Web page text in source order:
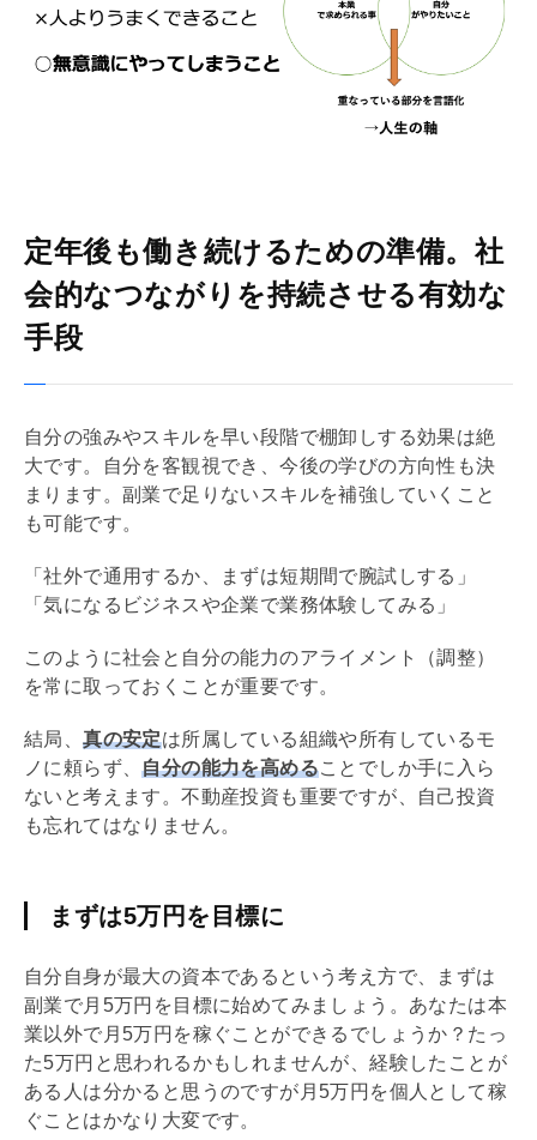
定年後も働き続けるための準備。社
会的なつながりを持続させる有効な
手段
自分の強みやスキルを早い段階で棚卸しする効果は絶
大です。自分を客観視でき、今後の学びの方向性も決
まります。副業で足りないスキルを補強していくこと
も可能です。
「社外で通用するか、まずは短期間で腕試しする」
「気になるビジネスや企業で業務体験してみる」
このように社会と自分の能力のアライメント（調整）
を常に取っておくことが重要です。
結局、真の安定は所属している組織や所有しているモ
ノに頼らず、自分の能力を高めることでしか手に入ら
ないと考えます。不動産投資も重要ですが、自己投資
も忘れてはなりません。
まずは5万円を目標に
自分自身が最大の資本であるという考え方で、まずは
副業で月5万円を目標に始めてみましょう。あなたは本
業以外で月5万円を稼ぐことができるでしょうか？たっ
た5万円と思われるかもしれませんが、経験したことが
ある人は分かると思うのですが月5万円を個人として稼
ぐことはかなり大変です。